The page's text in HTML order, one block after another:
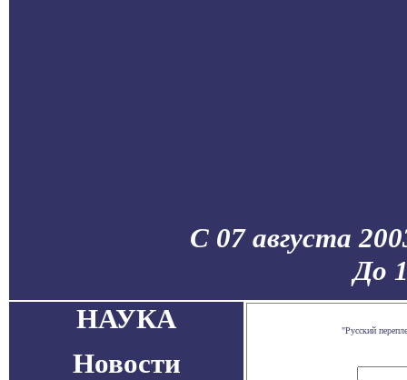
С 07 августа
До
НАУКА
Новости
"Русский